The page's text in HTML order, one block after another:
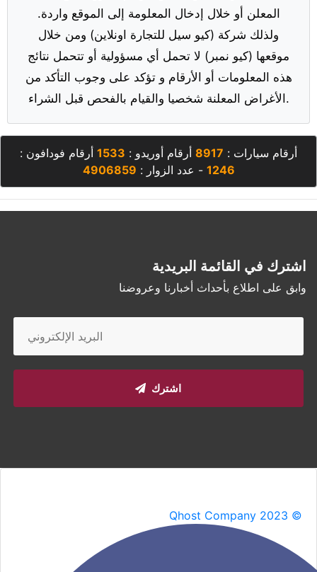
المعلن أو خلال إدخال المعلومة إلى الموقع واردة.
ولذلك شركة (كيو سيل للتجارة اونلاين) ومن خلال
موقعها (كيو نمبر) لا تحمل أي مسؤولية أو تتحمل نتائج
هذه المعلومات أو الأرقام و تؤكد على وجوب التأكد من
الأغراض المعلنة شخصيا والقيام بالفحص قبل الشراء.
أرقام سيارات : 8917 أرقام أوريدو : 1533 أرقام فودافون :
1246 - عدد الزوار : 4906859
اشترك في القائمة البريدية
وابق على اطلاع بأحداث أخبارنا وعروضنا
اشترك
Qhost Company 2023 ©